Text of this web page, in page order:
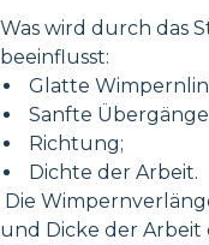
Was wird durch das
beeinflusst:
Glatte
Sanfte
Richtung;
Dichte der Arbeit.
Die
und Dicke der Arbeit